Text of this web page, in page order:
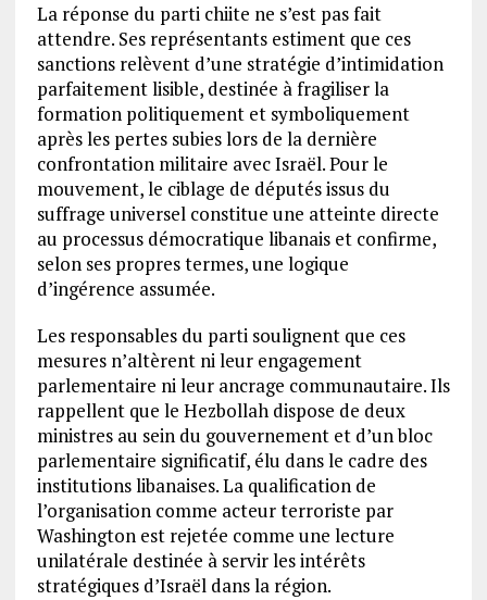
La réponse du parti chiite ne s’est pas fait
attendre. Ses représentants estiment que ces
sanctions relèvent d’une stratégie d’intimidation
parfaitement lisible, destinée à fragiliser la
formation politiquement et symboliquement
après les pertes subies lors de la dernière
confrontation militaire avec Israël. Pour le
mouvement, le ciblage de députés issus du
suffrage universel constitue une atteinte directe
au processus démocratique libanais et confirme,
selon ses propres termes, une logique
d’ingérence assumée.
Les responsables du parti soulignent que ces
mesures n’altèrent ni leur engagement
parlementaire ni leur ancrage communautaire. Ils
rappellent que le Hezbollah dispose de deux
ministres au sein du gouvernement et d’un bloc
parlementaire significatif, élu dans le cadre des
institutions libanaises. La qualification de
l’organisation comme acteur terroriste par
Washington est rejetée comme une lecture
unilatérale destinée à servir les intérêts
stratégiques d’Israël dans la région.